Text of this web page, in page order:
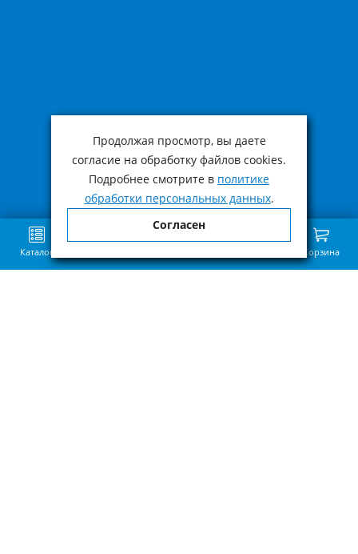
Каталог Корзина
Продолжая просмотр, вы даете
согласие на обработку файлов cookies.
Подробнее смотрите в политике
обработки персональных данных.
Согласен